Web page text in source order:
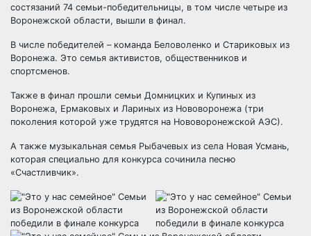
состязаний 74 семьи-победительницы, в том числе четыре из
Воронежской области, вышли в финал.
В числе победителей – команда Беловоленко и Стариковых из
Воронежа. Это семья активистов, общественников и
спортсменов.
Также в финал прошли семьи Домницких и Купиных из
Воронежа, Ермаковых и Лариных из Нововоронежа (три
поколения которой уже трудятся на Нововоронежской АЭС).
А также музыкальная семья Рыбачевых из села Новая Усмань,
которая специально для конкурса сочинила песню
«Счастливчик».